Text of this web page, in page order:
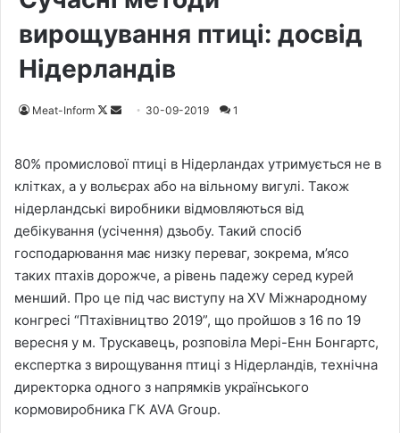
вирощування птиці: досвід
Нідерландів
Meat-Inform
F
o
w
o
n
X
a
n
e
m
a
l
30-09-2019 1
80% промислової птиці в Нідерландах утримується не в
клітках, а у вольєрах або на вільному вигулі. Також
нідерландські виробники відмовляються від
дебікування (усічення) дзьобу. Такий спосіб
господарювання має низку переваг, зокрема, м’ясо
таких птахів дорожче, а рівень падежу серед курей
менший. Про це під час виступу на XV Міжнародному
конгресі “Птахівництво 2019”, що пройшов з 16 по 19
вересня у м. Трускавець, розповіла Мері-Енн Бонгартс,
експертка з вирощування птиці з Нідерландів, технічна
директорка одного з напрямків українського
кормовиробника ГК AVA Group.